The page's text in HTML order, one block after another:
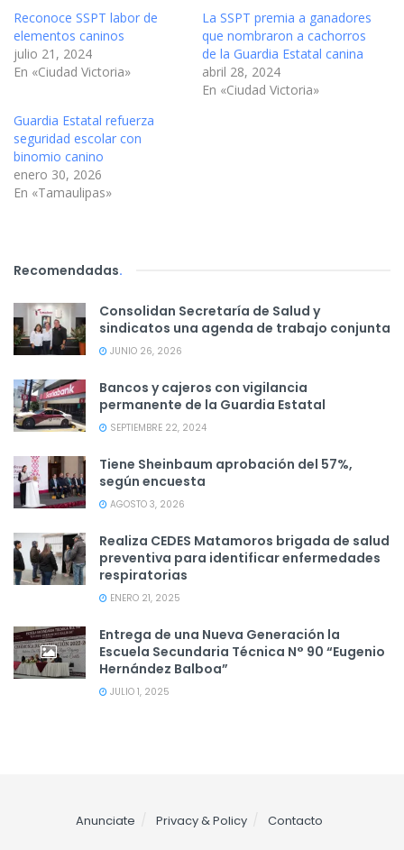
Reconoce SSPT labor de
elementos caninos
julio 21, 2024
En «Ciudad Victoria»
La SSPT premia a ganadores
que nombraron a cachorros
de la Guardia Estatal canina
abril 28, 2024
En «Ciudad Victoria»
Guardia Estatal refuerza
seguridad escolar con
binomio canino
enero 30, 2026
En «Tamaulipas»
Recomendadas.
Consolidan Secretaría de Salud y
sindicatos una agenda de trabajo conjunta
JUNIO 26, 2026
Bancos y cajeros con vigilancia
permanente de la Guardia Estatal
SEPTIEMBRE 22, 2024
Tiene Sheinbaum aprobación del 57%,
según encuesta
AGOSTO 3, 2026
Realiza CEDES Matamoros brigada de salud
preventiva para identificar enfermedades
respiratorias
ENERO 21, 2025
Entrega de una Nueva Generación la
Escuela Secundaria Técnica N° 90 “Eugenio
Hernández Balboa”
JULIO 1, 2025
Anunciate Privacy & Policy Contacto